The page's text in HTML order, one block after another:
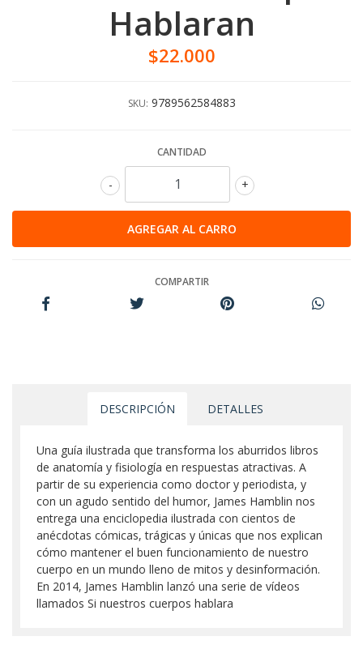
Hablaran
$22.000
SKU: 9789562584883
CANTIDAD
+
-
COMPARTIR
DESCRIPCIÓN DETALLES
Una guía ilustrada que transforma los aburridos libros
de anatomía y fisiología en respuestas atractivas. A
partir de su experiencia como doctor y periodista, y
con un agudo sentido del humor, James Hamblin nos
entrega una enciclopedia ilustrada con cientos de
anécdotas cómicas, trágicas y únicas que nos explican
cómo mantener el buen funcionamiento de nuestro
cuerpo en un mundo lleno de mitos y desinformación.
En 2014, James Hamblin lanzó una serie de vídeos
llamados Si nuestros cuerpos hablara